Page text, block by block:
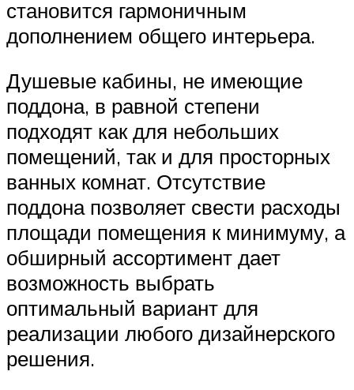
становится гармоничным
дополнением общего интерьера.
Душевые кабины, не имеющие
поддона, в равной степени
подходят как для небольших
помещений, так и для просторных
ванных комнат. Отсутствие
поддона позволяет свести расходы
площади помещения к минимуму, а
обширный ассортимент дает
возможность выбрать
оптимальный вариант для
реализации любого дизайнерского
решения.